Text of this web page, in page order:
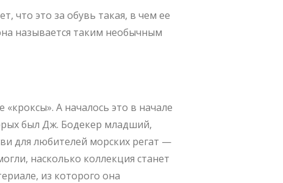
что это за обувь такая, в чем ее
называется таким необычным
А началось это в начале
был Дж. Бодекер младший,
для любителей морских регат —
насколько коллекция станет
из которого она